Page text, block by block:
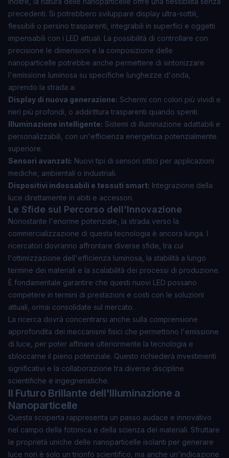
precedenti. Si potrebbero sviluppare display ultra-sottili
flessibili o persino trasparenti , integrabili in superfici e oggetti
impensabili con i LED attuali. La possibilità di controllare con
precisione le dimensioni e la composizione delle
nanoparticelle potrebbe anche permettere di sintonizzare
l'emissione luminosa su specifiche lunghezze d'onda,
aprendo la strada a:
Display di nuova generazione: Schermi con colori più vividi e
neri più profondi, o addirittura trasparenti quando spenti.
Illuminazione intelligente: Sistemi di illuminazione adattabili e
personalizzabili, con un'efficienza energetica potenzialmente
superiore.
Sensori avanzati: Nuovi tipi di sensori ottici per applicazioni
mediche, ambientali o industriali.
Dispositivi indossabili e tessuti smart: Integrazione della
luce direttamente in abiti e accessori.
Le Sfide sul Percorso dell'Innovazione
Nonostante l'enorme potenziale, la strada verso la
commercializzazione di questa tecnologia è ancora lunga. I
ricercatori dovranno affrontare diverse sfide, tra cui
l'ottimizzazione dell'efficienza luminosa, la stabilità a lungo
termine dei materiali e la scalabilità dei processi di produzione.
È fondamentale garantire che questi nuovi LED possano
competere in termini di prestazioni e costi con le soluzioni
attuali, ormai consolidate sul mercato.
La ricerca dovrà concentrarsi anche sulla comprensione
approfondita dei meccanismi fisici che permettono l'emissione
di luce, per poter affinare ulteriormente la tecnologia e
sbloccarne il pieno potenziale. Questo richiederà investimenti
significativi e la collaborazione tra diverse discipline
scientifiche e ingegneristiche.
Il Futuro Brillante dell'Illuminazione a
Nanoparticelle
Questa scoperta rappresenta un passo audace e innovativo
nel campo della fotonica e della scienza dei materiali. Sfruttare
le proprietà uniche delle nanoparticelle isolanti per generare
luce non è solo un trionfo scientifico, ma anche un'indicazione